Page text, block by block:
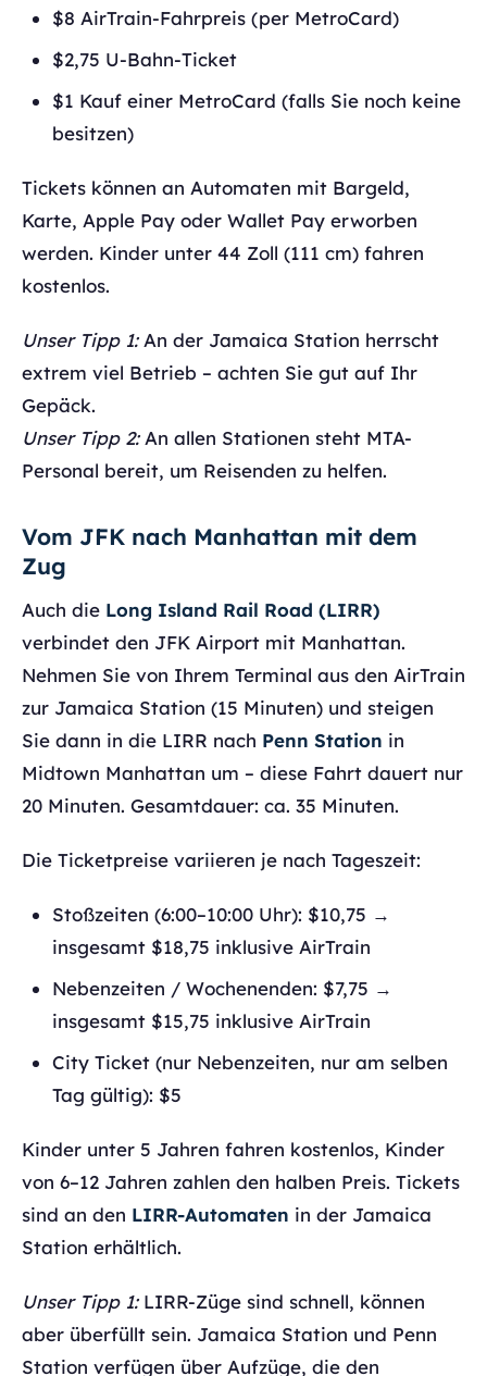
$8 AirTrain-Fahrpreis (per MetroCard)
$2,75 U-Bahn-Ticket
$1 Kauf einer MetroCard (falls Sie noch keine
besitzen)
Tickets können an Automaten mit Bargeld,
Karte, Apple Pay oder Wallet Pay erworben
werden. Kinder unter 44 Zoll (111 cm) fahren
kostenlos.
Unser Tipp 1:An der Jamaica Station herrscht
extrem viel Betrieb – achten Sie gut auf Ihr
Gepäck.
Unser Tipp 2:An allen Stationen steht MTA-
Personal bereit, um Reisenden zu helfen.
Vom JFK nach Manhattan mit dem
Zug
Auch die Long Island Rail Road (LIRR)
verbindet den JFK Airport mit Manhattan.
Nehmen Sie von Ihrem Terminal aus den AirTrain
zur Jamaica Station (15 Minuten) und steigen
Sie dann in die LIRR nach Penn Station in
Midtown Manhattan um – diese Fahrt dauert nur
20 Minuten. Gesamtdauer: ca. 35 Minuten.
Die Ticketpreise variieren je nach Tageszeit:
Stoßzeiten (6:00–10:00 Uhr): $10,75 →
insgesamt $18,75 inklusive AirTrain
Nebenzeiten / Wochenenden: $7,75 →
insgesamt $15,75 inklusive AirTrain
City Ticket (nur Nebenzeiten, nur am selben
Tag gültig): $5
Kinder unter 5 Jahren fahren kostenlos, Kinder
von 6–12 Jahren zahlen den halben Preis. Tickets
sind an den LIRR-Automaten in der Jamaica
Station erhältlich.
Unser Tipp 1:LIRR-Züge sind schnell, können
aber überfüllt sein. Jamaica Station und Penn
Station verfügen über Aufzüge, die den